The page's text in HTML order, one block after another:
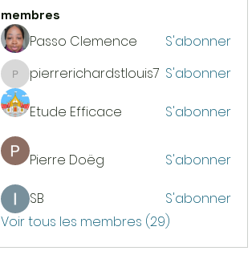
membres
Passo Clemence S'abonner
pierrerichardstlouis7
pierrerichardstlouis7 S'abonner
Etude Efficace S'abonner
Pierre Doëg S'abonner
SB
S'abonner
Voir tous les membres (29)